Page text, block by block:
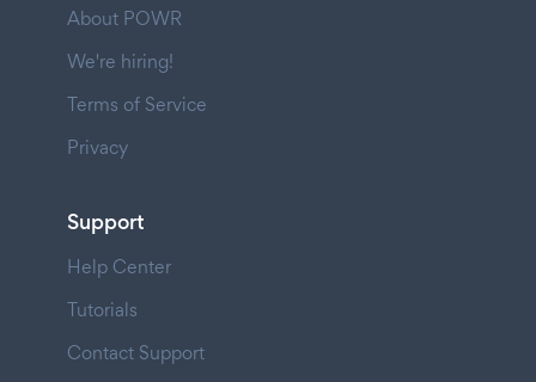
About POWR
We're hiring!
Terms of Service
Privacy
Support
Help Center
Tutorials
Contact Support